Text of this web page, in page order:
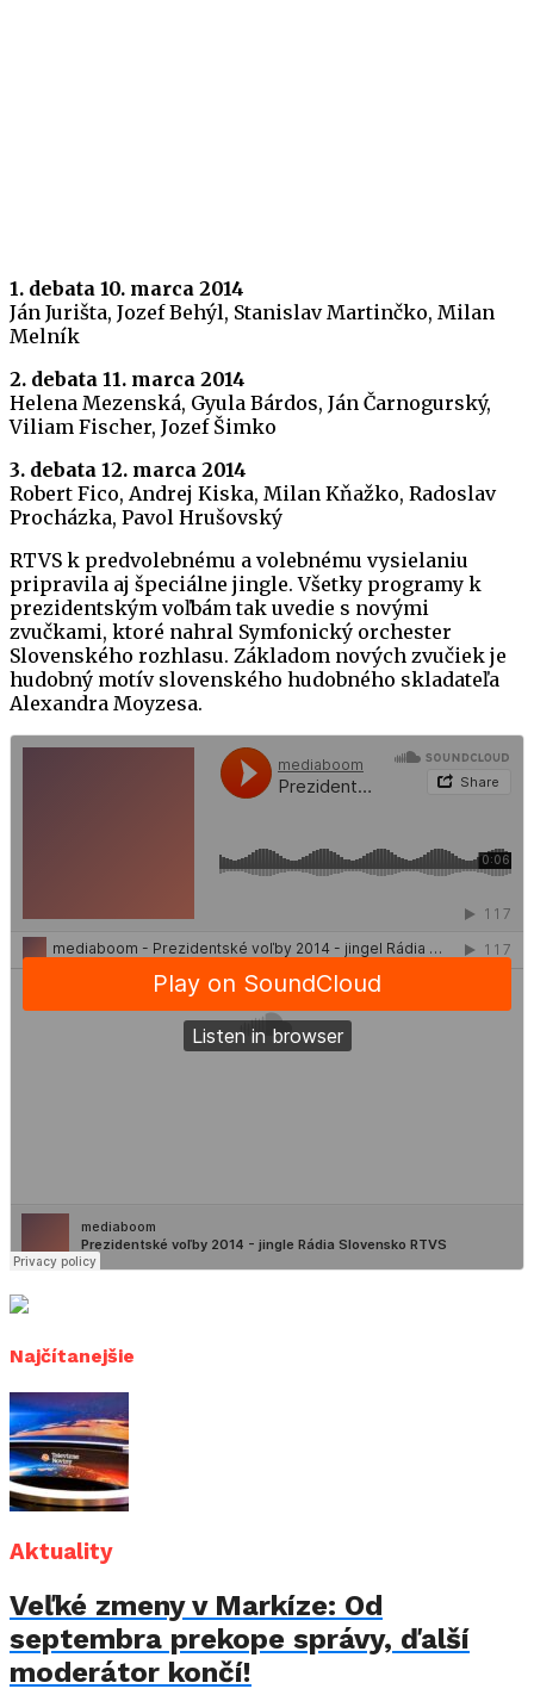
1. debata 10. marca 2014
Ján Jurišta, Jozef Behýl, Stanislav Martinčko, Milan
Melník
2. debata 11. marca 2014
Helena Mezenská, Gyula Bárdos, Ján Čarnogurský,
Viliam Fischer, Jozef Šimko
3. debata 12. marca 2014
Robert Fico, Andrej Kiska, Milan Kňažko, Radoslav
Procházka, Pavol Hrušovský
RTVS k predvolebnému a volebnému vysielaniu
pripravila aj špeciálne jingle. Všetky programy k
prezidentským voľbám tak uvedie s novými
zvučkami, ktoré nahral Symfonický orchester
Slovenského rozhlasu. Základom nových zvučiek je
hudobný motív slovenského hudobného skladateľa
Alexandra Moyzesa.
Najčítanejšie
Aktuality
Veľké zmeny v Markíze: Od
septembra prekope správy, ďalší
moderátor končí!